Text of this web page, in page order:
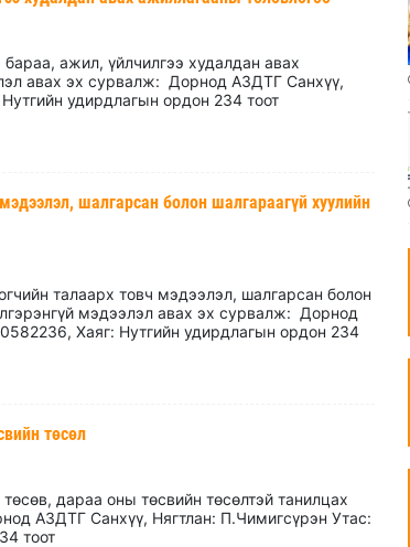
ажил, үйлчилгээ худалдан авах
авах эх сурвалж: Дорнод АЗДТГ Санхүү,
удирдлагын ордон 234 тоот
шалгарсан болон шалгараагүй хуулийн
талаарх товч мэдээлэл, шалгарсан болон
мэдээлэл авах эх сурвалж: Дорнод
Хаяг: Нутгийн удирдлагын ордон 234
төсөл
дараа оны төсвийн төсөлтэй танилцах
АЗДТГ Санхүү, Нягтлан: П.Чимигсүрэн Утас:
тоот